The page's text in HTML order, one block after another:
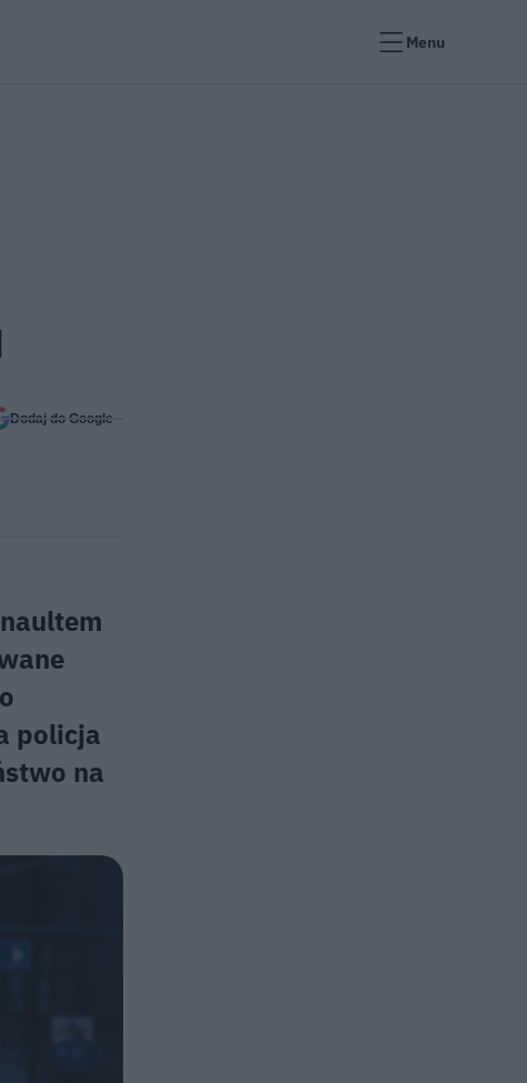
Menu
Dodaj do Google
policja
na